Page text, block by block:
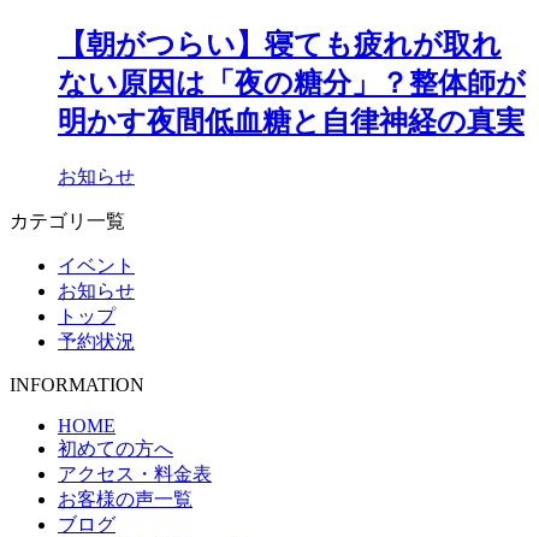
【朝がつらい】寝ても疲れが取れ
ない原因は「夜の糖分」？整体師が
明かす夜間低血糖と自律神経の真実
お知らせ
カテゴリ一覧
イベント
お知らせ
トップ
予約状況
INFORMATION
HOME
初めての方へ
アクセス・料金表
お客様の声一覧
ブログ